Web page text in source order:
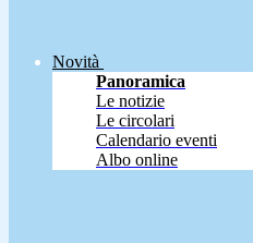
Novità
Panoramica
Le notizie
Le circolari
Calendario eventi
Albo online